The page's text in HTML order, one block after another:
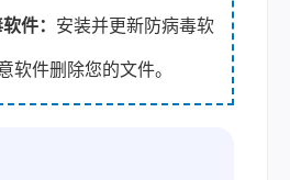
件： 安装并更新防病毒软
软件删除您的文件。